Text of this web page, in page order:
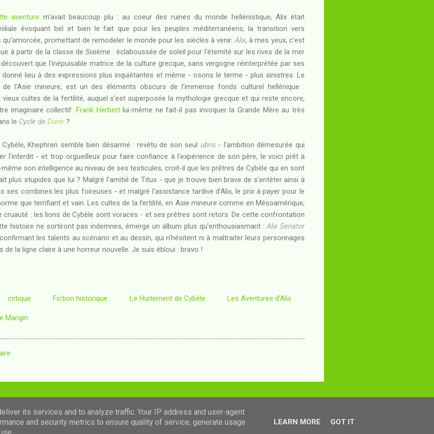
aventure m'avait beaucoup plu : au coeur des ruines du monde hellénistique, Alix était
évoquant bel et bien le fait que pour les peuples méditerranéens, la transition vers
promettant de remodeler le monde pour les siècles à venir. Alix, à mes yeux, c'est
à partir de la classe de Sixième : éclaboussée de soleil pour l'éternité sur les rives de la mer
que l'inépuisable matrice de la culture grecque, sans vergogne réinterprétée par ses
lieu à des expressions plus inquiétantes et même - osons le terme - plus sinistres. Le
de l'Asie mineure, est un des éléments obscurs de l'immense fonds culturel hellénique :
cultes de la fertilité, auquel s'est superposée la mythologie grecque et qui reste encore,
imaginaire collectif. Frank Herbertlui-même ne fait-il pas invoquer la Grande Mère au très
le Cycle de Dune ?
Khephren semble bien désarmé : revêtu de son seul ubris- l'ambition démesurée qui
l'interdit - et trop orgueilleux pour faire confiance à l'expérience de son père, le voici prêt à
son intelligence au niveau de ses testicules, croit-il que les prêtres de Cybèle qui en sont
plus stupides que lui ? Malgré l'amitié de Titus - que je trouve bien brave de s'entêter ainsi à
ses combines les plus foireuses - et malgré l'assistance tardive d'Alix, le prix à payer pour le
que terrifiant et vain. Les cultes de la fertilité, en Asie mineure comme en Mésoamérique,
cruauté : les lions de Cybèle sont voraces - et ses prêtres sont retors. De cette confrontation
histoire ne sortiront pas indemnes, émerge un album plus qu'enthousiasmant : Alix Senator
les talents au scénario et au dessin, qui n'hésitent ni à maltraiter leurs personnages
la ligne claire à une horreur nouvelle. Je suis ébloui : bravo !
critique Fiction historique Le Hurlement de Cybèle Les Aventures d'Alix
Mangin
Images de thèmes deluoman
its services and to analyze traffic. Your IP address and user-agent
and security metrics to ensure quality of service, generate usage
LEARN MORE GOT IT